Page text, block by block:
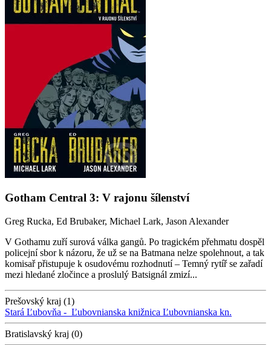
Gotham Central 3: V rajonu šílenství
Greg Rucka, Ed Brubaker, Michael Lark, Jason Alexander
V Gothamu zuří surová válka gangů. Po tragickém přehmatu dospěl
policejní sbor k názoru, že už se na Batmana nelze spolehnout, a tak
komisař přistupuje k osudovému rozhodnutí – Temný rytíř se zařadí
mezi hledané zločince a proslulý Batsignál zmizí...
Prešovský kraj (1)
Stará Ľubovňa - Ľubovnianska knižnica Ľubovnianska kn.
Bratislavský kraj (0)